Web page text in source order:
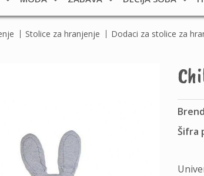
Stolice za hranjenje Dodaci za stolice za
Šifra